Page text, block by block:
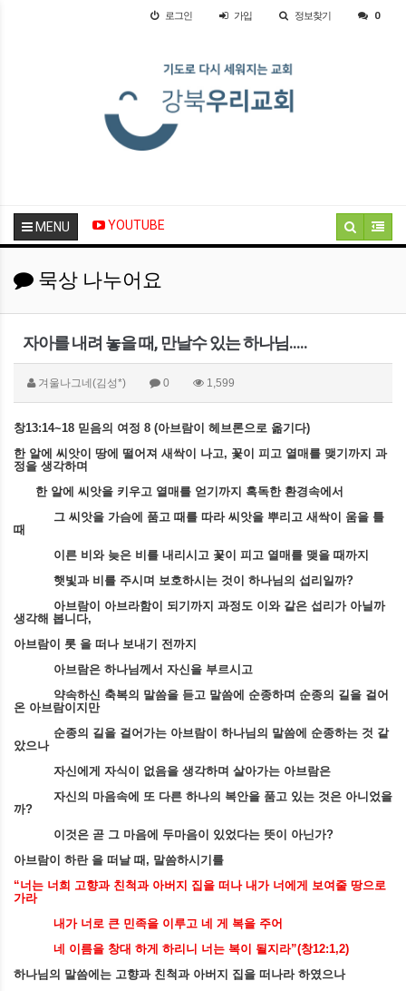
로그인 가입 정보찾기 0
MENU YOUTUBE
묵상 나누어요
자아를 내려 놓을 때, 만날수 있는 하나님.....
겨울나그네(김성*) 0 1,599
창13:14~18 믿음의 여정 8 (아브람이 헤브론으로 옮기다)
한 알에 씨앗이 땅에 떨어져 새싹이 나고, 꽃이 피고 열매를 맺기까지 과
정을 생각하며
한 알에 씨앗을 키우고 열매를 얻기까지 혹독한 환경속에서
그 씨앗을 가슴에 품고 때를 따라 씨앗을 뿌리고 새싹이 움을 틀
때
이른 비와 늦은 비를 내리시고 꽃이 피고 열매를 맺을 때까지
햇빛과 비를 주시며 보호하시는 것이 하나님의 섭리일까?
아브람이 아브라함이 되기까지 과정도 이와 같은 섭리가 아닐까
생각해 봅니다,
아브람이 롯 을 떠나 보내기 전까지
아브람은 하나님께서 자신을 부르시고
약속하신 축복의 말씀을 듣고 말씀에 순종하며 순종의 길을 걸어
온 아브람이지만
순종의 길을 걸어가는 아브람이 하나님의 말씀에 순종하는 것 같
았으나
자신에게 자식이 없음을 생각하며 살아가는 아브람은
자신의 마음속에 또 다른 하나의 복안을 품고 있는 것은 아니었을
까?
이것은 곧 그 마음에 두마음이 있었다는 뜻이 아닌가?
아브람이 하란 을 떠날 때, 말씀하시기를
“너는 너희 고향과 친척과 아버지 집을 떠나 내가 너에게 보여줄 땅으로
가라
내가 너로 큰 민족을 이루고 네 게 복을 주어
네 이름을 창대 하게 하리니 너는 복이 될지라”(창12:1,2)
하나님의 말씀에는 고향과 친척과 아버지 집을 떠나라 하였으나